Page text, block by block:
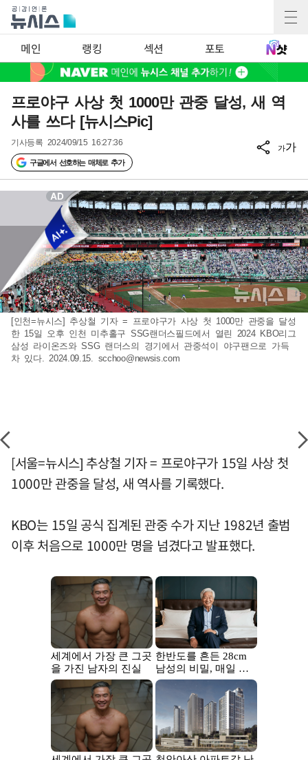
메인 랭킹 섹션 포토
프로야구 사상 첫 1000만 관중 달성, 새 역
사를 쓰다 [뉴시스Pic]
기사등록 2024/09/15 16:27:36
구글에서 선호하는 매체로 추가
가가
[인천=뉴시스] 추상철 기자 = 프로야구가 사상 첫 1000만 관중을 달성
한 15일 오후 인천 미추홀구 SSG랜더스필드에서 열린 2024 KBO리그
삼성 라이온즈와 SSG 랜더스의 경기에서 관중석이 야구팬으로 가득
차 있다. 2024.09.15. scchoo@newsis.com
[서울=뉴시스] 추상철 기자 = 프로야구가 15일 사상 첫
1000만 관중을 달성, 새 역사를 기록했다.
KBO는 15일 공식 집계된 관중 수가 지난 1982년 출범
이후 처음으로 1000만 명을 넘겼다고 발표했다.